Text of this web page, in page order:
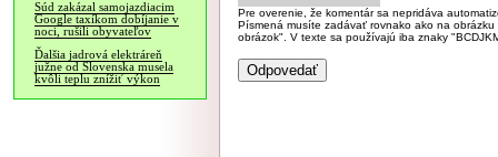
Súd zakázal samojazdiacim
Google taxíkom dobíjanie v
noci, rušili obyvateľov
Ďalšia jadrová elektráreň
južne od Slovenska musela
kvôli teplu znížiť výkon
Pre overenie, že komentár sa nepridáva
Písmená musíte zadávať rovnako ako na
obrázok". V texte sa používajú iba znaky